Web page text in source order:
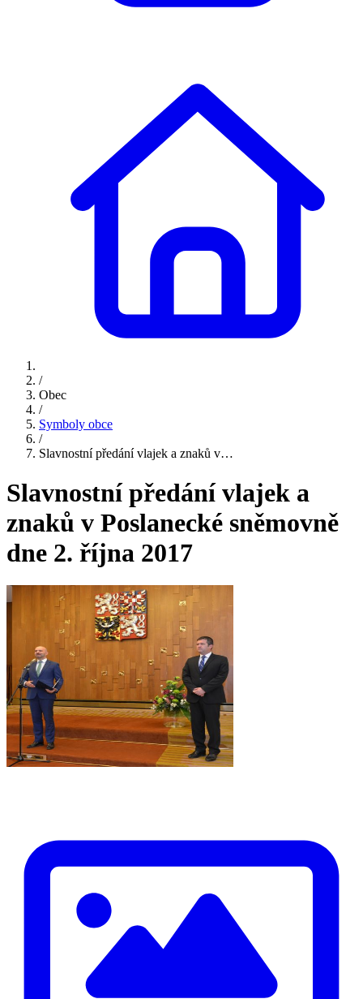
/
Obec
/
Symboly obce
/
Slavnostní předání vlajek a znaků v…
Slavnostní předání vlajek a
znaků v Poslanecké sněmovně
dne 2. října 2017